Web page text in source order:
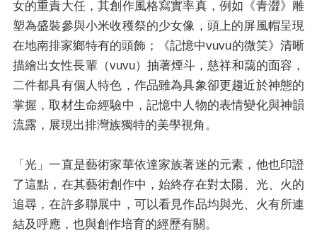
女的重責大任，其創作風格寫實率真，例如《青澀》雕
塑為盛裝參與小米收穫祭的少女像，頭上的屏風帽呈現
在地南排家鄉特有的頭飾；《記憶中vuvu的微笑》清晰
描繪出女性長輩（vuvu）抽著煙斗，慈祥和藹的面容，
二件都具有個人特色，作品雖為具象卻更趨近於神態的
掌握，取材生命經驗中，記憶中人物的表情變化與神韻
流露，展現出排灣族獨特的美學視角。
「光」一直是藝術家華依達家族著迷的元素，他也印證
了這點，在其藝術創作中，始終存在對太陽、光、火的
追尋，在許多聯展中，可以看見作品均與光、火有所連
結及呼應，也與創作培育的經歷有關。